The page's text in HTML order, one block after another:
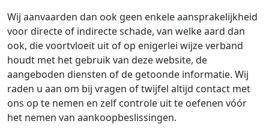
Wij aanvaarden dan ook geen enkele aansprakelijkheid
voor directe of indirecte schade, van welke aard dan
ook, die voortvloeit uit of op enigerlei wijze verband
houdt met het gebruik van deze website, de
aangeboden diensten of de getoonde informatie. Wij
raden u aan om bij vragen of twijfel altijd contact met
ons op te nemen en zelf controle uit te oefenen vóór
het nemen van aankoopbeslissingen.